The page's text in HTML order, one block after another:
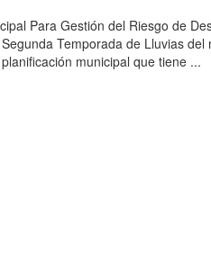
Para Gestión del Riesgo de
Temporada de Lluvias del
municipal que tiene ...